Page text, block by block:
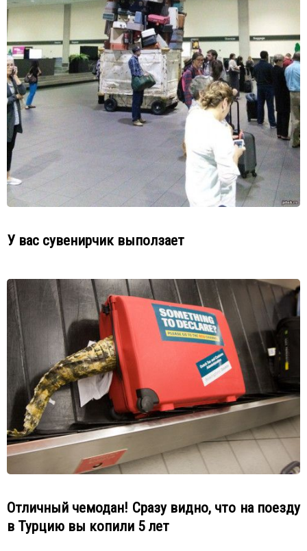
У вас сувенирчик выползает
Отличный чемодан! Сразу видно, что на поезду
в Турцию вы копили 5 лет